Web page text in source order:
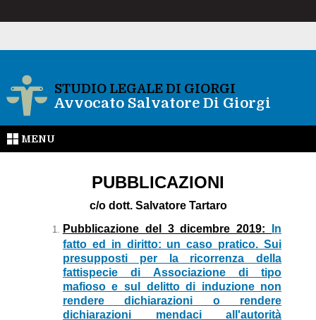
STUDIO LEGALE DI GIORGI
Avvocato Salvatore Di Giorgi
MENU
PUBBLICAZIONI
c/o dott. Salvatore Tartaro
Pubblicazione del 3 dicembre 2019:
In
fatto ed in diritto: un caso pratico. Sui
presupposti per la ricorrenza della
fattispecie di Associazione di tipo
mafioso e sul delitto di induzione non
rendere dichiarazioni o rendere
dichiarazioni mendaci all'autorità